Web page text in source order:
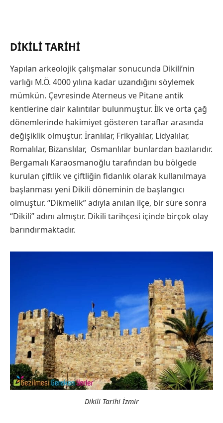
DIKILI TARIHI
Yapılan arkeolojik çalışmalar sonucunda Dikili’nin
varlığı M.Ö. 4000 yılına kadar uzandığını söylemek
mümkün. Çevresinde Aterneus ve Pitane antik
kentlerine dair kalıntılar bulunmuştur. İlk ve orta çağ
dönemlerinde hakimiyet gösteren taraflar arasında
değişiklik olmuştur. İranlılar, Frikyalılar, Lidyalılar,
Romalılar, Bizanslılar, Osmanlılar bunlardan bazılarıdır.
Bergamalı Karaosmanoğlu tarafından bu bölgede
kurulan çiftlik ve çiftliğin fidanlık olarak kullanılmaya
başlanması yeni Dikili döneminin de başlangıcı
olmuştur. “Dikmelik” adıyla anılan ilçe, bir süre sonra
“Dikili” adını almıştır. Dikili tarihçesi içinde birçok olay
barındırmaktadır.
Dikili Tarihi İzmir